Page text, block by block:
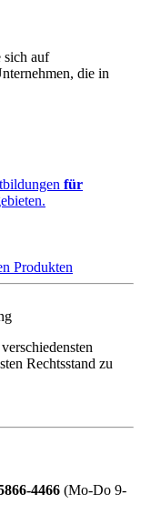
sich auf
die in
für
Produkten
Rechtsstand zu
4466 (Mo-Do 9-